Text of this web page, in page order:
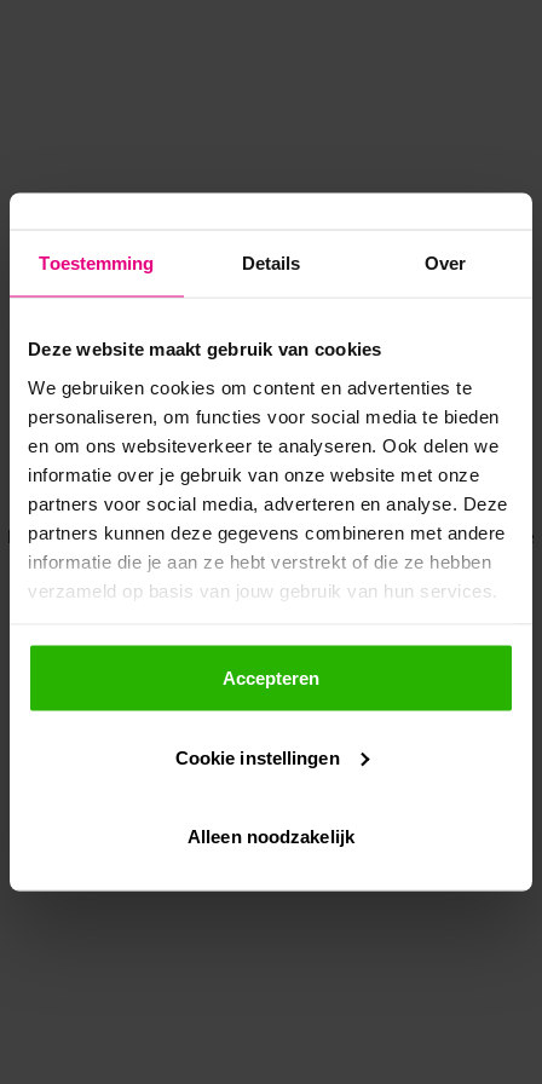
Toestemming Details Over
Deze website maakt gebruik van cookies
We gebruiken cookies om content en advertenties te
personaliseren, om functies voor social media te bieden
en om ons websiteverkeer te analyseren. Ook delen we
informatie over je gebruik van onze website met onze
partners voor social media, adverteren en analyse. Deze
partners kunnen deze gegevens combineren met andere
informatie die je aan ze hebt verstrekt of die ze hebben
verzameld op basis van jouw gebruik van hun services.
Als je op "Accepteer" klikt, dan geef je Voordeeluitjes.nl
toestemming om cookies voor social media en
gepersonaliseerde advertenties te plaatsen.
Lees hier meer over in onsprivacybeleid
Via "Cookie instellingen" kun je ook zelf instellen welke
Accepteren
Cookie instellingen
Alleen noodzakelijk
Application error: a client-side exception has occurred while
loadingwww.voordeeluitjes.nl (see the browser console for more
information).